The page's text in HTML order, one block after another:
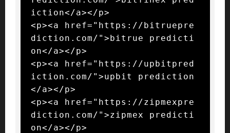
iction</a></p>
<p><a href="https://bitruepre
diction.com/">bitrue predicti
on</a></p>
<p><a href="https://upbitpred
iction.com/">upbit prediction
</a></p>
<p><a href="https://zipmexpre
diction.com/">zipmex predicti
on</a></p>